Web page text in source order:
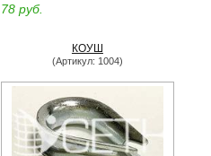
78 руб.
КОУШ
(Артикул: 1004)